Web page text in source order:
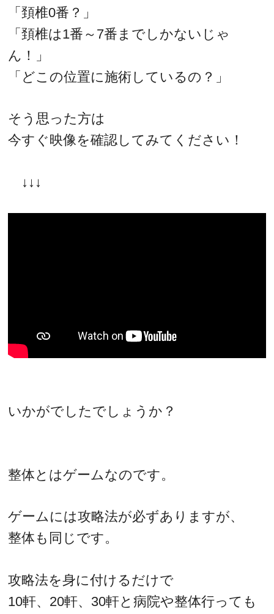
「頚椎0番？」
「頚椎は1番～7番までしかないじゃ
ん！」
「どこの位置に施術しているの？」
そう思った方は
今すぐ映像を確認してみてください！
↓↓↓
いかがでしたでしょうか？
整体とはゲームなのです。
ゲームには攻略法が必ずありますが、
整体も同じです。
攻略法を身に付けるだけで
10軒、20軒、30軒と病院や整体行っても